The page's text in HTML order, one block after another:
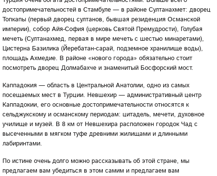
достопримечательностей в Стамбуле — в районе Султанахмет: дворец
Топкапы (первый дворец султанов, бывшая резиденция Османской
империи), собор Айя-София (церковь Святой Премудрости), Голубая
мечеть (Султанахмед, первая в мире мечеть с шестью минаретами),
Цистерна Базилика (Йеребатан-сарай, подземное хранилище воды),
площадь Ахмедие. В районе «нового города» обязательно стоит
посмотреть дворец Долмабахче и знаменитый Босфорский мост.
Каппадокия — область в Центральной Анатолии, одно из самых
посещаемых мест в Турции. Невшехир — административный центр
Каппадокии, его основные достопримечательности относятся к
сельджукскому и османскому периодам: цитадель, мечети, духовное
училище и музей. В 8 км от Невшехира расположен городок Чад с
высеченными в мягком туфе древними жилищами и длинными
лабиринтами.
По истине очень долго можно рассказывать об этой стране, мы
предлагаем вам убедиться в этом самим и предлагаем вам